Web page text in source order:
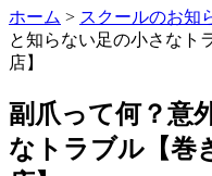
ホーム > スクールのお知
と知らない足の小さなト
店】
副爪って何？意
なトラブル【巻